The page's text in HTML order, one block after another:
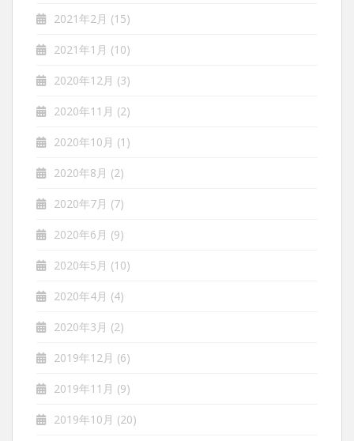
2021年2月 (15)
2021年1月 (10)
2020年12月 (3)
2020年11月 (2)
2020年10月 (1)
2020年8月 (2)
2020年7月 (7)
2020年6月 (9)
2020年5月 (10)
2020年4月 (4)
2020年3月 (2)
2019年12月 (6)
2019年11月 (9)
2019年10月 (20)